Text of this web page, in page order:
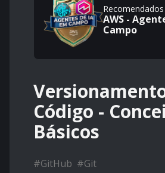
AWS -
Campo
Código -
Básicos
#GitHub #Git